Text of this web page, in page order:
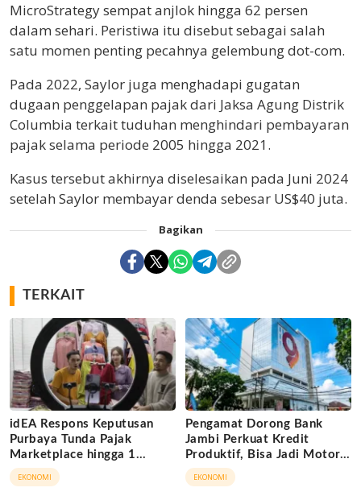
MicroStrategy sempat anjlok hingga 62 persen
dalam sehari. Peristiwa itu disebut sebagai salah
satu momen penting pecahnya gelembung dot-com.
Pada 2022, Saylor juga menghadapi gugatan
dugaan penggelapan pajak dari Jaksa Agung Distrik
Columbia terkait tuduhan menghindari pembayaran
pajak selama periode 2005 hingga 2021.
Kasus tersebut akhirnya diselesaikan pada Juni 2024
setelah Saylor membayar denda sebesar US$40 juta.
Bagikan
TERKAIT
idEA Respons Keputusan
Purbaya Tunda Pajak
Marketplace hingga 1
November 2026
EKONOMI
Pengamat Dorong Bank
Jambi Perkuat Kredit
Produktif, Bisa Jadi Motor
Ekonomi Daerah
EKONOMI